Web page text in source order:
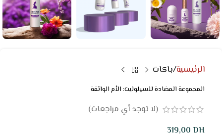
الرئيسية باكات
المجموعة المضادة للسيلوليت: الأم الواثقة
(لا توجد أي مراجعات)
319,00 DH